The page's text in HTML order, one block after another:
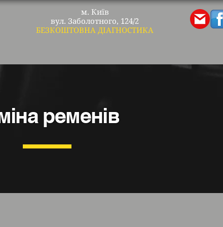
м. Київ
вул. Заболотного, 124/2
БЕЗКОШТОВНА ДІАГНОСТИКА
ременів